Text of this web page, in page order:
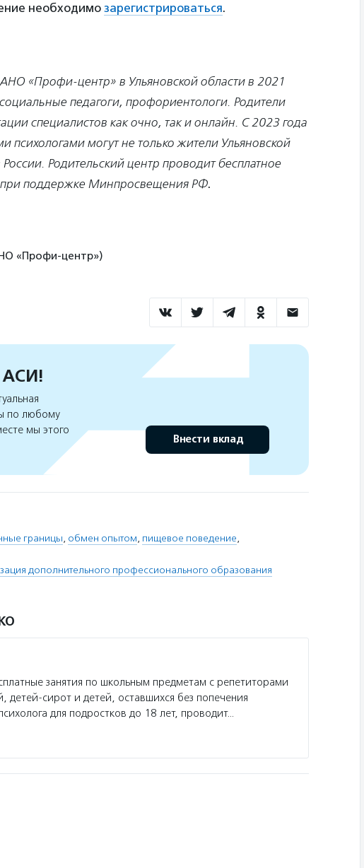
необходимо зарегистрироваться.
«Профи-центр» в Ульяновской области в 2021
педагоги, профориентологи. Родители
специалистов как очно, так и онлайн. С 2023 года
психологами могут не только жители Ульяновской
Родительский центр проводит бесплатное
при поддержке Минпросвещения РФ.
«Профи-центр»)
АСИ!
по любому
мы этого
Внести вклад
границы, обмен опытом, пищевое поведение,
дополнительного профессионального образования
занятия по школьным предметам с репетиторами
детей-сирот и детей, оставшихся без попечения
для подростков до 18 лет, проводит…